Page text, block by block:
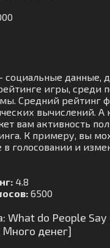
социальные данные,
игры, среди
Средний рейтинг
вычислений. А
вам активность
К примеру, вы
в голосовании и
4.8
6500
What do People
денег]